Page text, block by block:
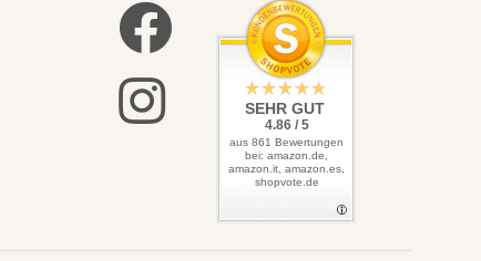
SEHR GUT
4.86 / 5
aus 861 Bewertungen
bei: amazon.de,
amazon.it, amazon.es,
shopvote.de